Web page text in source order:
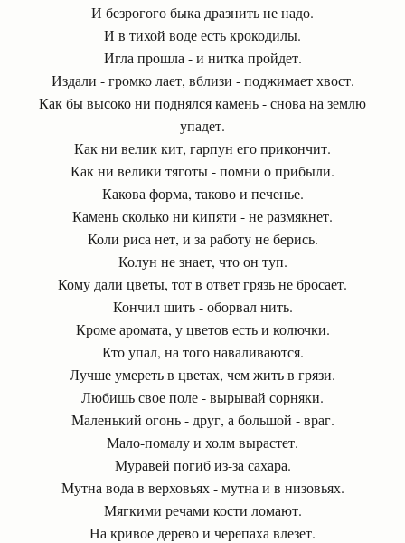
И безрогого быка дразнить не надо.
И в тихой воде есть крокодилы.
Игла прошла - и нитка пройдет.
Издали - громко лает, вблизи - поджимает хвост.
Как бы высоко ни поднялся камень - снова на землю
упадет.
Как ни велик кит, гарпун его прикончит.
Как ни велики тяготы - помни о прибыли.
Какова форма, таково и печенье.
Камень сколько ни кипяти - не размякнет.
Коли риса нет, и за работу не берись.
Колун не знает, что он туп.
Кому дали цветы, тот в ответ грязь не бросает.
Кончил шить - оборвал нить.
Кроме аромата, у цветов есть и колючки.
Кто упал, на того наваливаются.
Лучше умереть в цветах, чем жить в грязи.
Любишь свое поле - вырывай сорняки.
Маленький огонь - друг, а большой - враг.
Мало-помалу и холм вырастет.
Муравей погиб из-за сахара.
Мутна вода в верховьях - мутна и в низовьях.
Мягкими речами кости ломают.
На кривое дерево и черепаха влезет.